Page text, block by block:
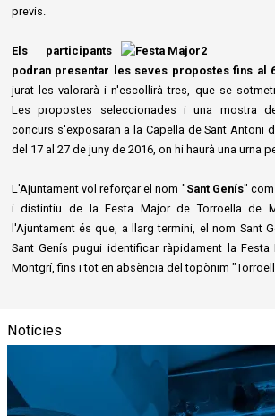
previs.
Els participants
podran presentar les seves propostes fins al
jurat les valorarà i n'escollirà tres, que se
Les propostes seleccionades i una mostra
concurs s'exposaran a la Capella de Sant Antoni
del 17 al 27 de juny de 2016, on hi haurà una urna
L'Ajuntament vol reforçar el nom "Sant Genís"
i distintiu de la Festa Major de Torroella de
l'Ajuntament és que, a llarg termini, el nom Sant
Sant Genís pugui identificar ràpidament la
Montgrí, fins i tot en absència del topònim
Notícies